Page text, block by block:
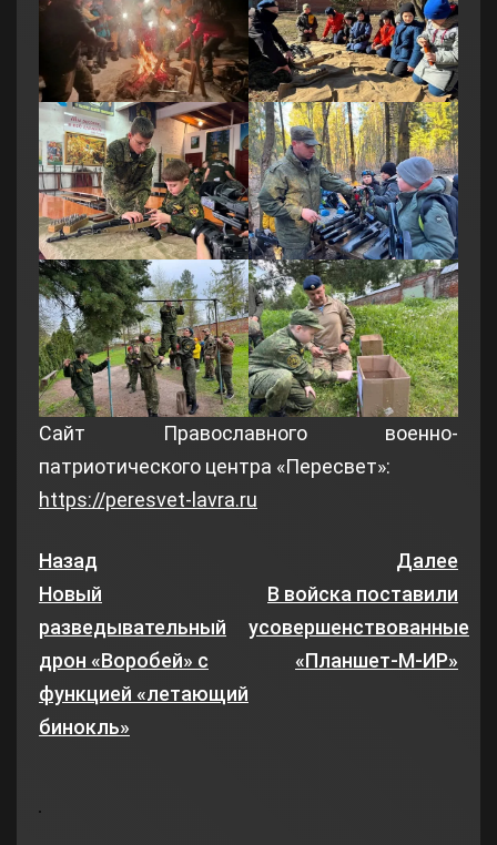
Сайт Православного военно-
патриотического центра «Пересвет»:
https://peresvet-lavra.ru
Назад
Новый
разведывательный
дрон «Воробей» с
функцией «летающий
бинокль»
Далее
В войска поставили
усовершенствованные
«Планшет-М-ИР»